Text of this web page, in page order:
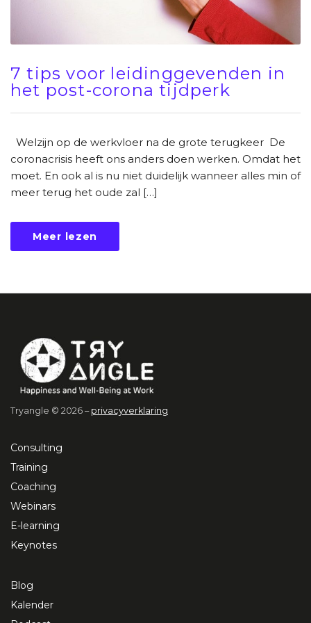
7 tips voor leidinggevenden in
het post-corona tijdperk
Welzijn op de werkvloer na de grote terugkeer De
coronacrisis heeft ons anders doen werken. Omdat het
moet. En ook al is nu niet duidelijk wanneer alles min of
meer terug het oude zal […]
Meer lezen
Tryangle © 2026 – privacyverklaring
Consulting
Training
Coaching
Webinars
E-learning
Keynotes
Blog
Kalender